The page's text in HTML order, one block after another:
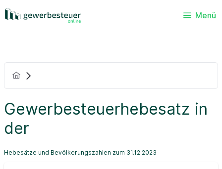
Menü
Gewerbesteuerhebesatz in
der
Hebesätze und Bevölkerungszahlen zum 31.12.2023